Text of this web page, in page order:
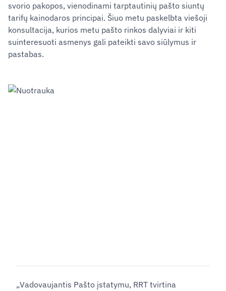
svorio pakopos, vienodinami tarptautinių pašto siuntų
tarifų kainodaros principai. Šiuo metu paskelbta viešoji
konsultacija, kurios metu pašto rinkos dalyviai ir kiti
suinteresuoti asmenys gali pateikti savo siūlymus ir
pastabas.
„Vadovaujantis Pašto įstatymu, RRT tvirtina